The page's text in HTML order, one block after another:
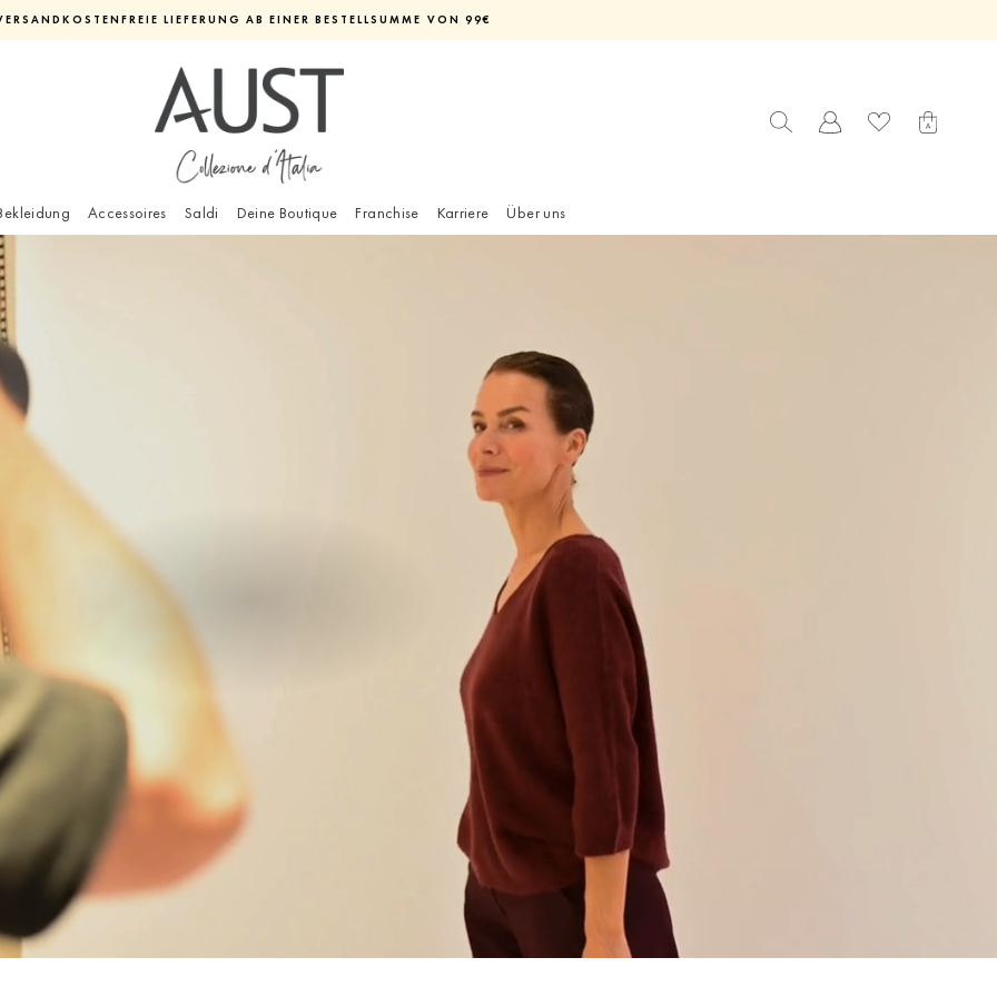
pausieren
LIEFERUNG AB EINER BESTELLSUMME VON 99€
Accessoires Saldi Deine Boutique Franchise Karriere Über uns